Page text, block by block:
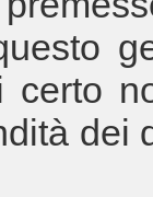
certo
dei